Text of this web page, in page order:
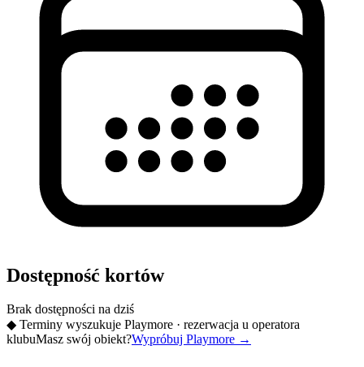
Dostępność kortów
Brak dostępności na dziś
◆ Terminy wyszukuje Playmore · rezerwacja u operatora
klubuMasz swój obiekt?Wypróbuj Playmore →